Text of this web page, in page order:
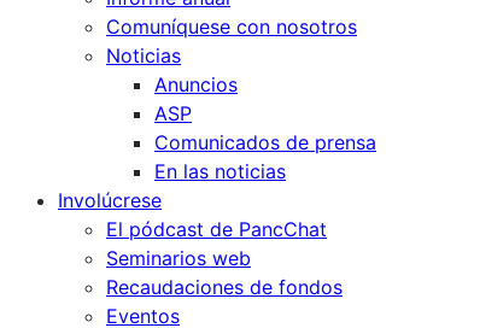
Comuníquese con nosotros
Noticias
Anuncios
ASP
Comunicados de prensa
En las noticias
Involúcrese
El pódcast de PancChat
Seminarios web
Recaudaciones de fondos
Eventos